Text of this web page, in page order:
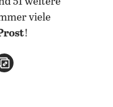
viele
!
teilen
E-Mail teilen